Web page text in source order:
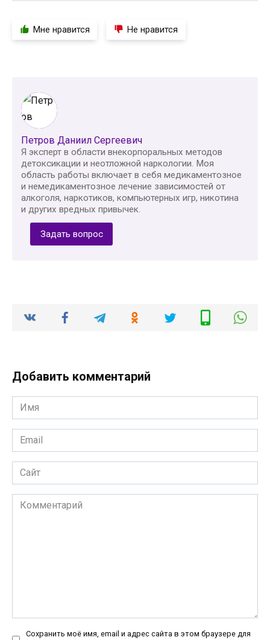
Мне нравится Не нравится
Петров Даниил Сергеевич
Я эксперт в области внекорпоральных методов
детоксикации и неотложной наркологии. Моя
область работы включает в себя медикаментозное
и немедикаментозное лечение зависимостей от
алкоголя, наркотиков, компьютерных игр, никотина
и других вредных привычек.
Задать вопрос
Добавить комментарий
Имя
*
Email
*
Сайт
Комментарий
Сохранить моё имя, email и адрес сайта в этом браузере для